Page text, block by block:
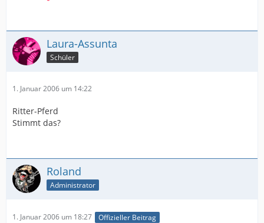
Laura-Assunta
Schüler
1. Januar 2006 um 14:22
Ritter-Pferd
Stimmt das?
Roland
Administrator
1. Januar 2006 um 18:27 Offizieller Beitrag